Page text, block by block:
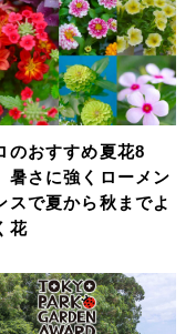
のおすすめ夏花8
暑さに強くローメン
スで夏から秋までよ
花